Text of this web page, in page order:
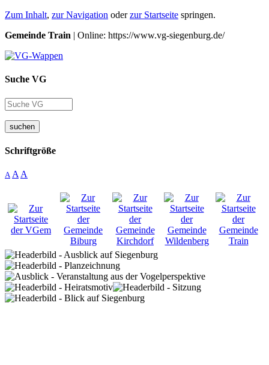
Zum Inhalt, zur Navigation oderzur Startseite springen.
Gemeinde Train | Online: https://www.vg-siegenburg.de/
Suche VG
suchen
Schriftgröße
A A A